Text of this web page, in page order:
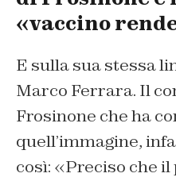
«vaccino
E sulla sua stessa
Marco Ferrara. Il
Frosinone che ha
quell’immagine,
così: «Preciso che il